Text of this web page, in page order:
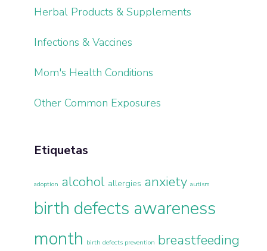
Herbal Products & Supplements
Infections & Vaccines
Mom's Health Conditions
Other Common Exposures
Etiquetas
adoption alcohol allergies anxiety autism
birth defects awareness
month birth defects prevention breastfeeding